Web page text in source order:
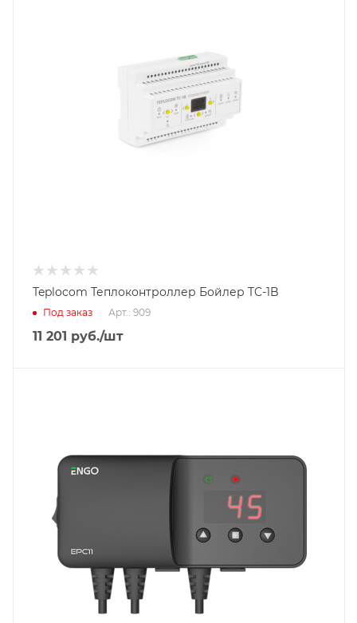
Teplocom Теплоконтроллер Бойлер TC-1B
Под заказ Арт.: 909
11 201 руб./шт